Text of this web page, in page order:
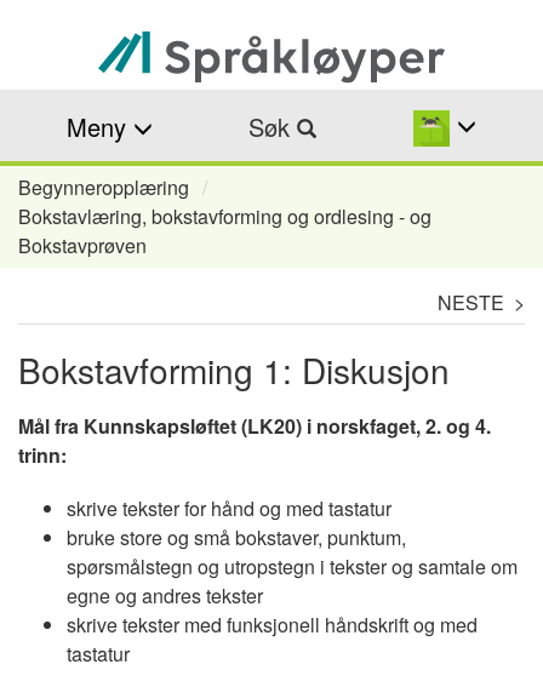
hovedinnhold
Meny Søk
Navigasjonssti
Begynneropplæring
Bokstavlæring, bokstavforming og ordlesing - og
Bokstavprøven
NESTE >
Bokstavforming 1: Diskusjon
Mål fra Kunnskapsløftet (LK20) i norskfaget, 2. og 4.
trinn:
skrive tekster for hånd og med tastatur
bruke store og små bokstaver, punktum,
spørsmålstegn og utropstegn i tekster og samtale om
egne og andres tekster
skrive tekster med funksjonell håndskrift og med
tastatur